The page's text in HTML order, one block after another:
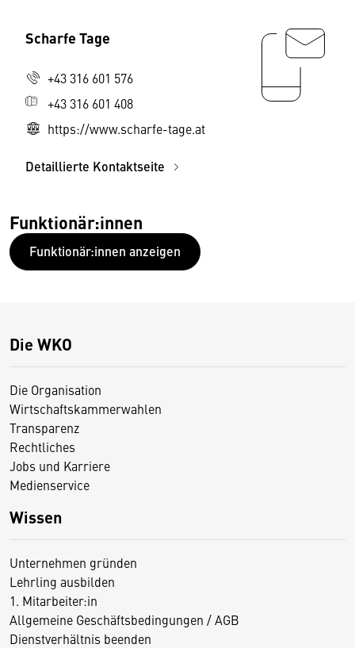
Scharfe Tage
+43 316 601 576
+43 316 601 408
https://www.scharfe-tage.at
Detaillierte Kontaktseite
Funktionär:innen
Funktionär:innen anzeigen
Die WKO
Die Organisation
Wirtschaftskammerwahlen
Transparenz
Rechtliches
Jobs und Karriere
Medienservice
Wissen
Unternehmen gründen
Lehrling ausbilden
1. Mitarbeiter:in
Allgemeine Geschäftsbedingungen / AGB
Dienstverhältnis beenden